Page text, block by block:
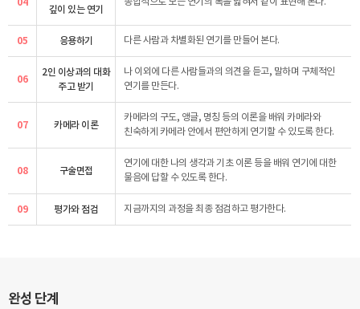
04
깊이 있는 연기
05 응용하기 다른 사람과 차별화된 연기를 만들어 본다.
06
2인 이상과의 대화
주고 받기
나 이외에 다른 사람들과의 의견을 듣고, 말하며 구체적인
연기를 만든다.
07 카메라 이론
카메라의 구도, 앵글, 명칭 등의 이론을 배워 카메라와
친숙하게 카메라 안에서 편안하게 연기할 수 있도록 한다.
08 구술면접
연기에 대한 나의 생각과 기초 이론 등을 배워 연기에 대한
물음에 답할 수 있도록 한다.
09 평가와 점검 지금까지의 과정을 최종 점검하고 평가한다.
완성 단계